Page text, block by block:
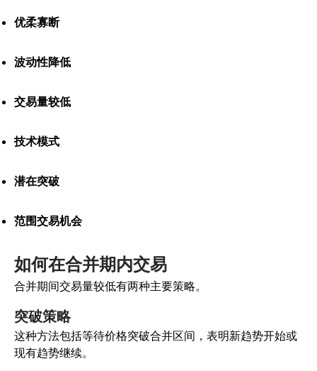
优柔寡断
波动性降低
交易量较低
技术模式
潜在突破
范围交易机会
如何在合并期内交易
合并期间交易量较低有两种主要策略。
突破策略
这种方法包括等待价格突破合并区间，表明新趋势开始或
现有趋势继续。